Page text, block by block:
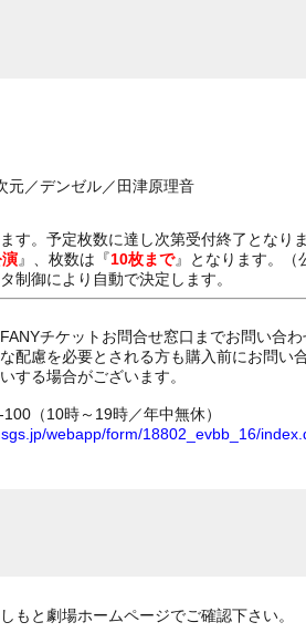
元／デンゼル／田津原理音
す。予定枚数に達し次第受付終了となりま
』、枚数は『10枚まで』となります。（
制御により自動で決定します。
チケットお問合せ窓口までお問い合わ
配慮を必要とされる方も購入前にお問い
する場合がございます。
（10時～19時／年中無休）
webapp/form/18802_evbb_16/
と劇場ホームページでご確認下さい。